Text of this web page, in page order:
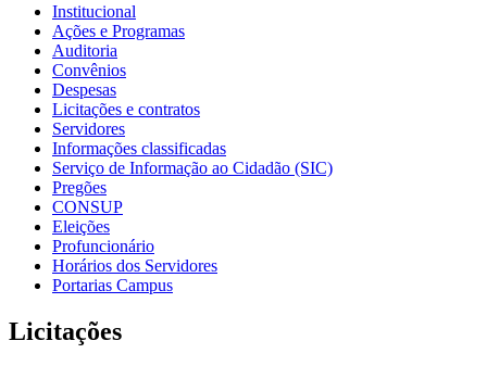
Institucional
Ações e Programas
Auditoria
Convênios
Despesas
Licitações e contratos
Servidores
Informações classificadas
Serviço de Informação ao Cidadão (SIC)
Pregões
CONSUP
Eleições
Profuncionário
Horários dos Servidores
Portarias Campus
Licitações